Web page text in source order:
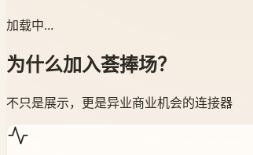
加载中...
为什么加入荟捧场？
不只是展示，更是异业商业机会的连接器